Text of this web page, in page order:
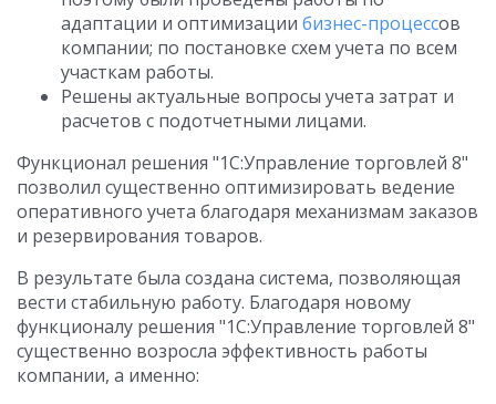
адаптации и оптимизации бизнес-процессов
компании; по постановке схем учета по всем
участкам работы.
Решены актуальные вопросы учета затрат и
расчетов с подотчетными лицами.
Функционал решения "1С:Управление торговлей 8"
позволил существенно оптимизировать ведение
оперативного учета благодаря механизмам заказов
и резервирования товаров.
В результате была создана система, позволяющая
вести стабильную работу. Благодаря новому
функционалу решения "1С:Управление торговлей 8"
существенно возросла эффективность работы
компании, а именно: